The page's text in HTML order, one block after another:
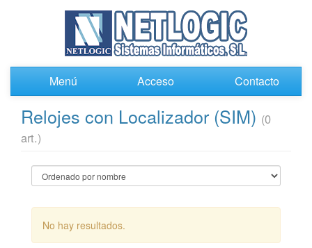
Menú Acceso Contacto
Relojes con Localizador (SIM) (0
art.)
No hay resultados.